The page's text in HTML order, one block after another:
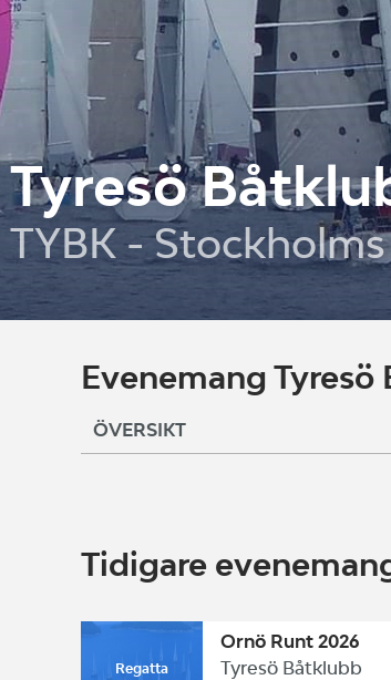
Tyresö
TYBK -
Evenemang
ÖVERSIKT
Tidigare
Regatta
Ornö Runt 2026
Tyresö Båtklubb